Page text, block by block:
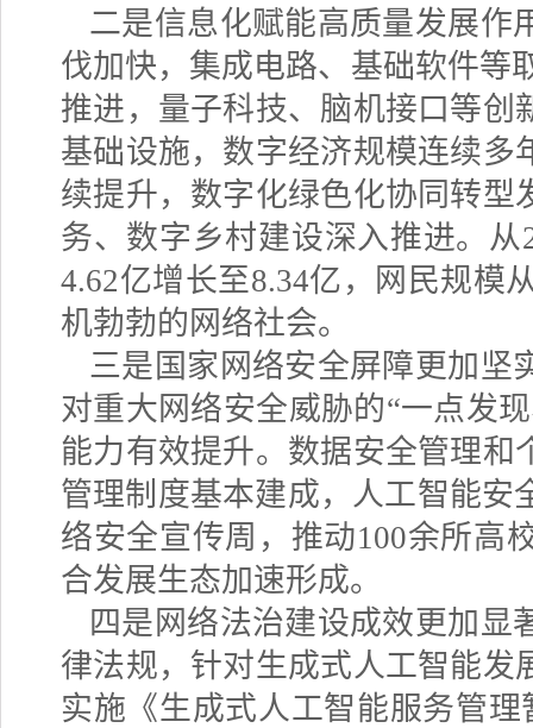
二是信息化赋能高质量发展作
伐加快，集成电路、基础软件等
推进，量子科技、脑机接口等创
基础设施，数字经济规模连续多
续提升，数字化绿色化协同转型
务、数字乡村建设深入推进。从
4.62亿增长至8.34亿，网民规模
机勃勃的网络社会。
三是国家网络安全屏障更加坚
对重大网络安全威胁的“一点发
能力有效提升。数据安全管理和
管理制度基本建成，人工智能安
络安全宣传周，推动100余所高
合发展生态加速形成。
四是网络法治建设成效更加显
律法规，针对生成式人工智能发
实施《生成式人工智能服务管